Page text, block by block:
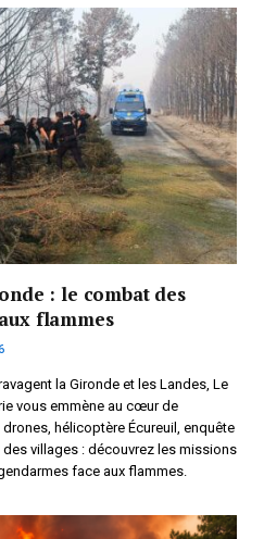
: le combat des
flammes
la Gironde et les Landes, Le
vous emmène au cœur de
drones, hélicoptère Écureuil, enquête
villages : découvrez les missions
face aux flammes.